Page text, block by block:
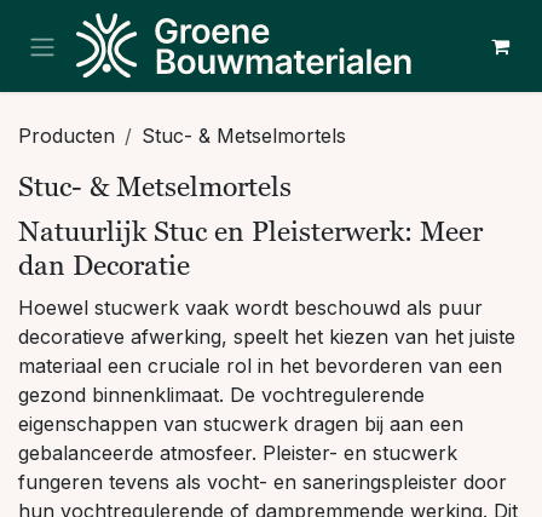
Overslaan naar inhoud
Producten Stuc- & Metselmortels
Stuc- & Metselmortels
Natuurlijk Stuc en Pleisterwerk: Meer
dan Decoratie
Hoewel stucwerk vaak wordt beschouwd als puur
decoratieve afwerking, speelt het kiezen van het juiste
materiaal een cruciale rol in het bevorderen van een
gezond binnenklimaat. De vochtregulerende
eigenschappen van stucwerk dragen bij aan een
gebalanceerde atmosfeer. Pleister- en stucwerk
fungeren tevens als vocht- en saneringspleister door
hun vochtregulerende of dampremmende werking. Dit